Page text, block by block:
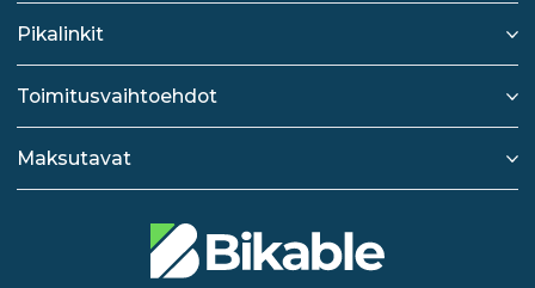
Pikalinkit
Toimitusvaihtoehdot
Maksutavat